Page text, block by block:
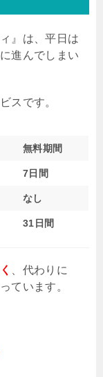
』は、平日は
進んでしまい
スです。
無料期間
7日間
なし
31日間
、代わりに
ています。